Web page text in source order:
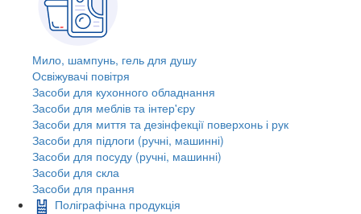
Мило, шампунь, гель для душу
Освіжувачі повітря
Засоби для кухонного обладнання
Засоби для меблів та інтер'єру
Засоби для миття та дезінфекції поверхонь і рук
Засоби для підлоги (ручні, машинні)
Засоби для посуду (ручні, машинні)
Засоби для скла
Засоби для прання
Поліграфічна продукція